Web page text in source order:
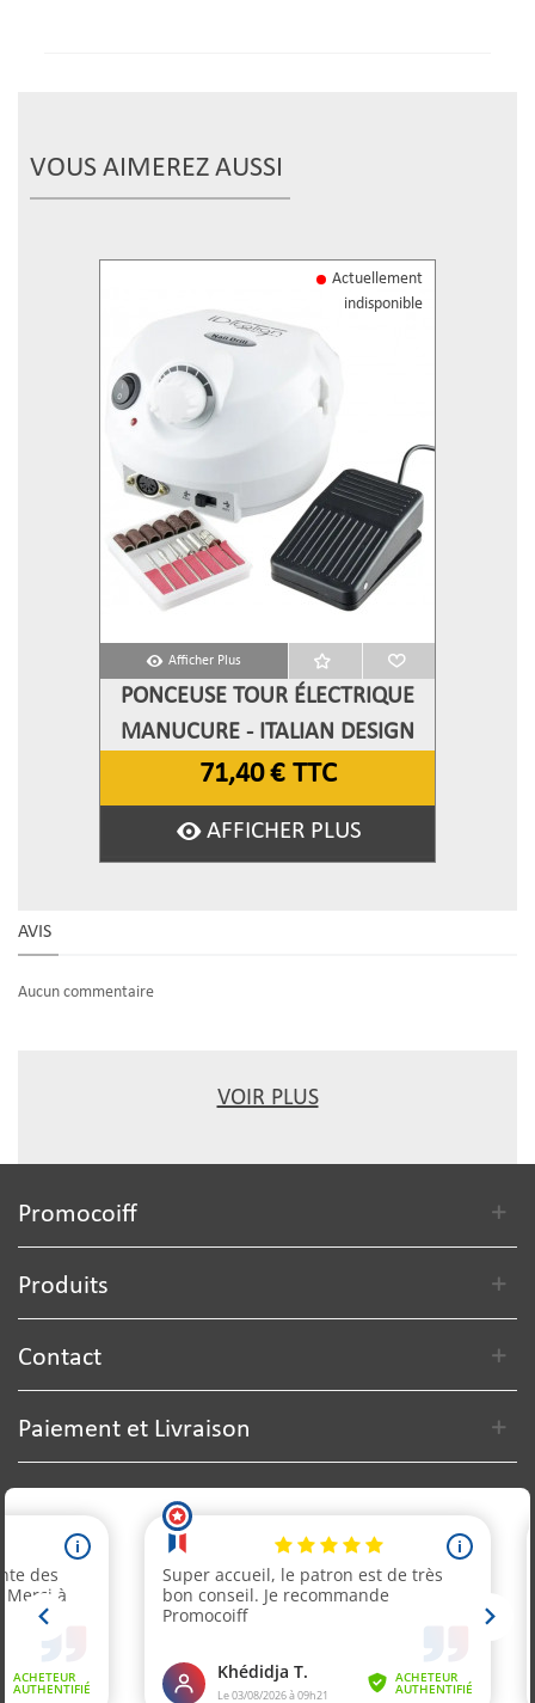
VOUS AIMEREZ AUSSI
Actuellement
indisponible
Afficher Plus
PONCEUSE TOUR ÉLECTRIQUE
MANUCURE - ITALIAN DESIGN
71,40 € TTC
AFFICHER PLUS
AVIS
Aucun commentaire
VOIR PLUS
Promocoiff
Produits
Contact
Paiement et Livraison